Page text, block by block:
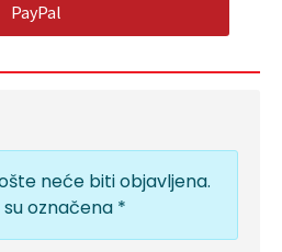
PayPal
neće biti objavljena.
označena *